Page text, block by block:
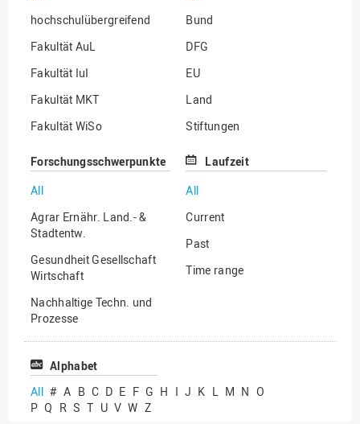
hochschulübergreifend
Fakultät AuL
Fakultät IuI
Fakultät MKT
Fakultät WiSo
Bund
DFG
EU
Land
Stiftungen
Sonstige
Forschungsschwerpunkte
All
Agrar Ernähr. Land.- &
Stadtentw.
Gesundheit Gesellschaft
Wirtschaft
Nachhaltige Techn. und
Prozesse
Vielfältiges Forschen
Laufzeit
All
Current
Past
Time range
Alphabet
All # A B C D E F G H I J K L M N O
P Q R S T U V W Z